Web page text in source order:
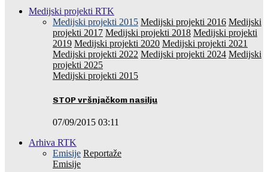
Medijski projekti RTK
Medijski projekti 2015 Medijski projekti 2016 Medijski
projekti 2017 Medijski projekti 2018 Medijski projekti
2019 Medijski projekti 2020 Medijski projekti 2021
Medijski projekti 2022 Medijski projekti 2024 Medijski
projekti 2025
Medijski projekti 2015
STOP vršnjačkom nasilju
07/09/2015 03:11
Arhiva RTK
Emisije Reportaže
Emisije